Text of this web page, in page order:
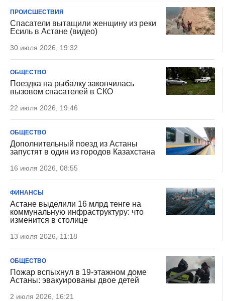
ПРОИСШЕСТВИЯ
Спасатели вытащили женщину из реки
Есиль в Астане (видео)
30 июля 2026, 19:32
ОБЩЕСТВО
Поездка на рыбалку закончилась
вызовом спасателей в СКО
22 июля 2026, 19:46
ОБЩЕСТВО
Дополнительный поезд из Астаны
запустят в один из городов Казахстана
16 июля 2026, 08:55
ФИНАНСЫ
Астане выделили 16 млрд тенге на
коммунальную инфраструктуру: что
изменится в столице
13 июля 2026, 11:18
ОБЩЕСТВО
Пожар вспыхнул в 19-этажном доме
Астаны: эвакуированы двое детей
2 июля 2026, 16:21